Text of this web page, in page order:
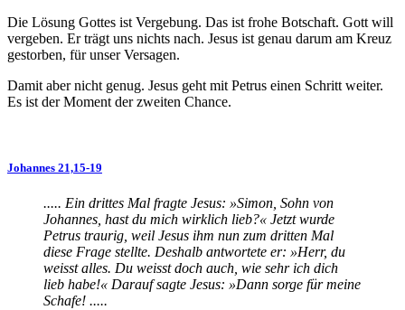
Die Lösung Gottes ist Vergebung. Das ist frohe Botschaft. Gott will
vergeben. Er trägt uns nichts nach. Jesus ist genau darum am Kreuz
gestorben, für unser Versagen.
Damit aber nicht genug. Jesus geht mit Petrus einen Schritt weiter.
Es ist der Moment der zweiten Chance.
Johannes 21,15-19
..... Ein drittes Mal fragte Jesus: »Simon, Sohn von
Johannes, hast du mich wirklich lieb?« Jetzt wurde
Petrus traurig, weil Jesus ihm nun zum dritten Mal
diese Frage stellte. Deshalb antwortete er: »Herr, du
weisst alles. Du weisst doch auch, wie sehr ich dich
lieb habe!« Darauf sagte Jesus: »Dann sorge für meine
Schafe! .....